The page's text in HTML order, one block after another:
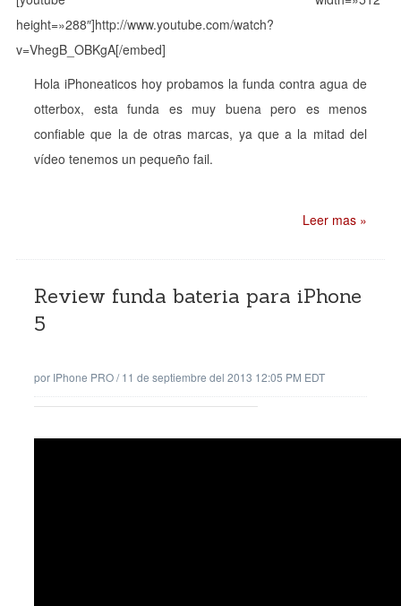
height=»288″]http://www.youtube.com/watch?
v=VhegB_OBKgA[/embed]
Hola iPhoneaticos hoy probamos la funda contra agua de
otterbox, esta funda es muy buena pero es menos
confiable que la de otras marcas, ya que a la mitad del
vídeo tenemos un pequeño fail.
Leer mas »
Review funda bateria para iPhone
5
por IPhone PRO/11 de septiembre del 2013 12:05 PM EDT